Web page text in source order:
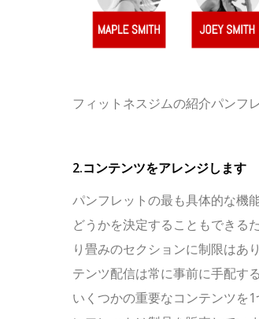
フィットネスジムの紹介パンフ
2.コンテンツをアレンジします
パンフレットの最も具体的な機
どうかを決定することもできる
り畳みのセクションに制限はあ
テンツ配信は常に事前に手配す
いくつかの重要なコンテンツを